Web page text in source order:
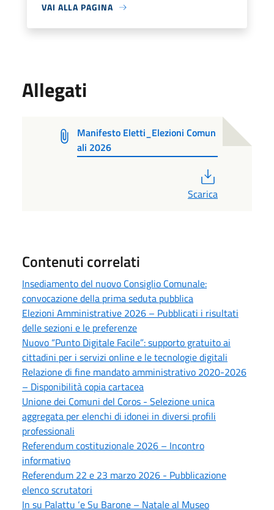
VAI ALLA PAGINA
Allegati
Manifesto Eletti_Elezioni Comun
ali 2026
Scarica
Contenuti correlati
Insediamento del nuovo Consiglio Comunale:
convocazione della prima seduta pubblica
Elezioni Amministrative 2026 – Pubblicati i risultati
delle sezioni e le preferenze
Nuovo “Punto Digitale Facile”: supporto gratuito ai
cittadini per i servizi online e le tecnologie digitali
Relazione di fine mandato amministrativo 2020-2026
– Disponibilità copia cartacea
Unione dei Comuni del Coros - Selezione unica
aggregata per elenchi di idonei in diversi profili
professionali
Referendum costituzionale 2026 – Incontro
informativo
Referendum 22 e 23 marzo 2026 - Pubblicazione
elenco scrutatori
In su Palattu ‘e Su Barone – Natale al Museo